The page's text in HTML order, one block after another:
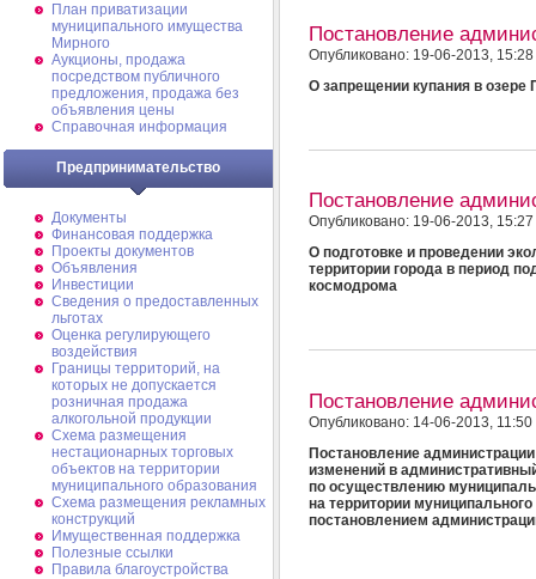
План приватизации
муниципального имущества
Мирного
Аукционы, продажа
посредством публичного
предложения, продажа без
объявления цены
Справочная информация
Предпринимательство
Документы
Финансовая поддержка
Проекты документов
Объявления
Инвестиции
Сведения о предоставленных
льготах
Оценка регулирующего
воздействия
Границы территорий, на
которых не допускается
розничная продажа
алкогольной продукции
Схема размещения
нестационарных торговых
объектов на территории
муниципального образования
Схема размещения рекламных
конструкций
Имущественная поддержка
Полезные ссылки
Правила благоустройства
Постановление
Опубликовано: 19-06-2013, 15:28
О запрещении купания в озере
Постановление
Опубликовано: 19-06-2013, 15:27
О подготовке и проведении
территории города в период
космодрома
Постановление
Опубликовано: 14-06-2013, 11:50
Постановление
изменений в
по осуществлению
на территории
постановлением